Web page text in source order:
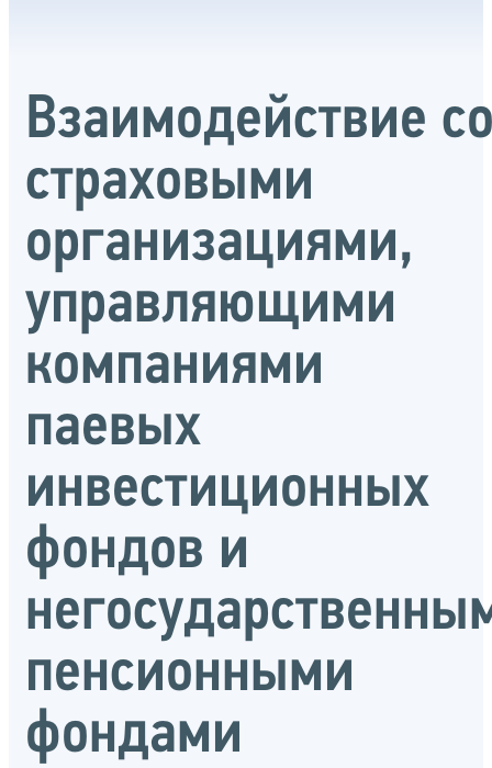
Взаимодействие
страховыми
организациями,
управляющими
компаниями
паевых
инвестиционных
фондов и
пенсионными
фондами